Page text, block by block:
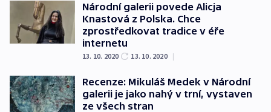
Národní galerii povede Alicja
Knastová z Polska. Chce
zprostředkovat tradice v éře
internetu
13. 10. 2020 13. 10. 2020 |
Recenze: Mikuláš Medek v Národní
galerii je jako nahý v trní, vystaven
ze všech stran